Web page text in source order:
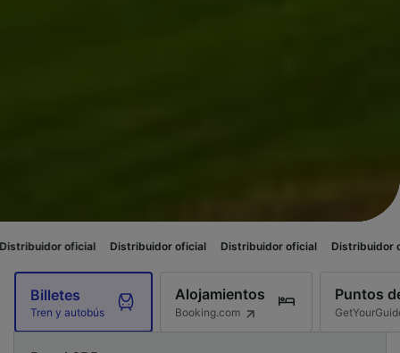
Distribuidor oficial Distribuidor oficial Distribuidor oficial
Billetes
Tren y autobús
Alojamientos
Booking.com
Puntos